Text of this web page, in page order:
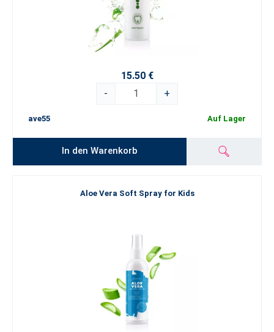
15.50 €
-
+
ave55 Auf Lager
In den Warenkorb
Aloe Vera Soft Spray for Kids